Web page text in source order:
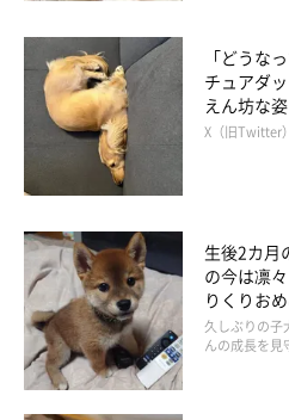
「どうな
チュアダ
えん坊な
X（旧Twitter
生後2カ月
の今は凛
りくりお
久しぶりの子
んの成長を